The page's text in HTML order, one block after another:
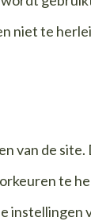
niet te
van de
te
instellingen